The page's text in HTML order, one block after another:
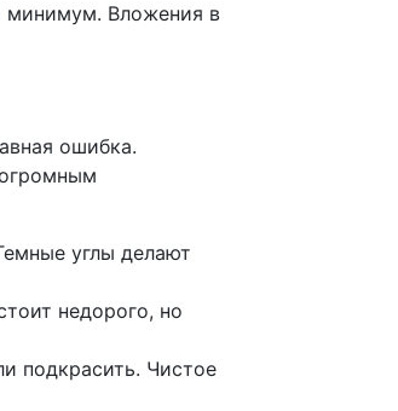
минимум. Вложения в
ошибка.
углы делают
недорого, но
подкрасить. Чистое